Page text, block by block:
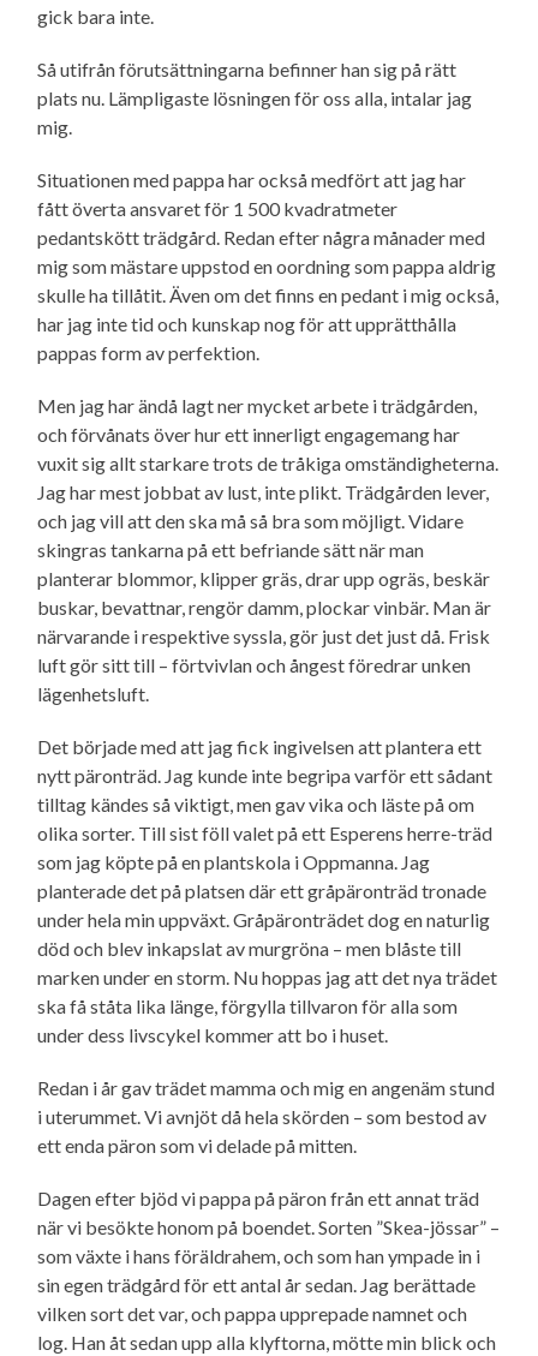
gick bara inte.
Så utifrån förutsättningarna befinner han sig på rätt
plats nu. Lämpligaste lösningen för oss alla, intalar jag
mig.
Situationen med pappa har också medfört att jag har
fått överta ansvaret för 1 500 kvadratmeter
pedantskött trädgård. Redan efter några månader med
mig som mästare uppstod en oordning som pappa aldrig
skulle ha tillåtit. Även om det finns en pedant i mig också,
har jag inte tid och kunskap nog för att upprätthålla
pappas form av perfektion.
Men jag har ändå lagt ner mycket arbete i trädgården,
och förvånats över hur ett innerligt engagemang har
vuxit sig allt starkare trots de tråkiga omständig­heterna.
Jag har mest jobbat av lust, inte plikt. Trädgården lever,
och jag vill att den ska må så bra som möjligt. Vidare
skingras tankarna på ett befriande sätt när man
planterar blommor, klipper gräs, drar upp ogräs, beskär
buskar, bevattnar, rengör damm, plockar vinbär. Man är
närvarande i respektive syssla, gör just det just då. Frisk
luft gör sitt till – förtvivlan och ångest föredrar unken
lägenhetsluft.
Det började med att jag fick ingivelsen att plantera ett
nytt päronträd. Jag kunde inte begripa varför ett sådant
tilltag kändes så viktigt, men gav vika och läste på om
olika sorter. Till sist föll valet på ett Esperens herre-träd
som jag köpte på en plantskola i Oppmanna. Jag
planterade det på platsen där ett gråpäronträd tronade
under hela min uppväxt. Gråpäronträdet dog en naturlig
död och blev inkapslat av murgröna – men blåste till
marken under en storm. Nu hoppas jag att det nya trädet
ska få ståta lika länge, förgylla tillvaron för alla som
under dess livscykel kommer att bo i huset.
Redan i år gav trädet mamma och mig en angenäm stund
i uterummet. Vi avnjöt då hela skörden – som bestod av
ett enda päron som vi delade på mitten.
Dagen efter bjöd vi pappa på päron från ett annat träd
när vi besökte honom på boendet. Sorten ”Skea-jössar” –
som växte i hans föräldrahem, och som han ympade in i
sin egen trädgård för ett antal år sedan. Jag berättade
vilken sort det var, och pappa upprepade namnet och
log. Han åt sedan upp alla klyftorna, mötte min blick och